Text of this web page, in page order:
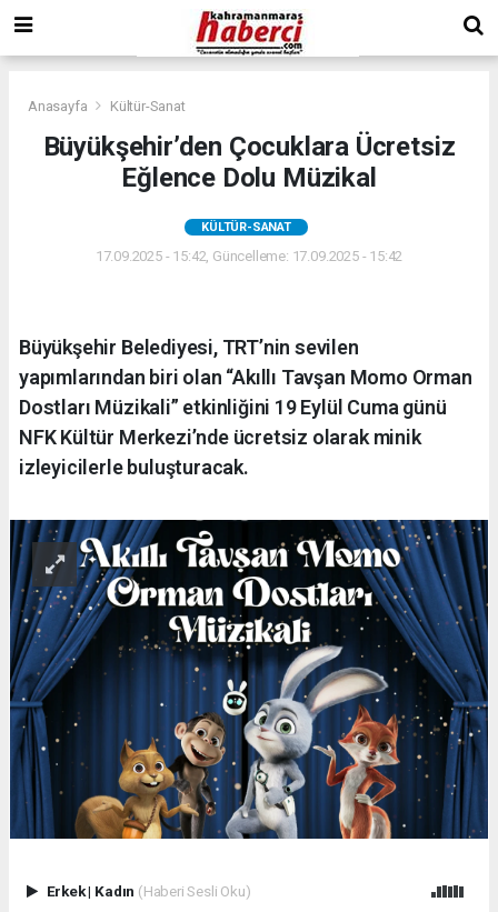
Anasayfa Kültür-Sanat
Büyükşehir’den Çocuklara Ücretsiz
Eğlence Dolu Müzikal
KÜLTÜR-SANAT
17.09.2025 - 15:42, Güncelleme: 17.09.2025 - 15:42
Büyükşehir Belediyesi, TRT’nin sevilen
yapımlarından biri olan “Akıllı Tavşan Momo Orman
Dostları Müzikali” etkinliğini 19 Eylül Cuma günü
NFK Kültür Merkezi’nde ücretsiz olarak minik
izleyicilerle buluşturacak.
Erkek| Kadın (Haberi Sesli Oku)